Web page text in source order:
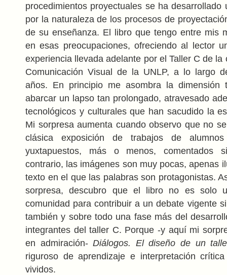
procedimientos proyectuales se ha desarrollado
por la naturaleza de los procesos de
de su enseñanza. El libro que tengo entre mis
en esas preocupaciones, ofreciendo al lector
experiencia llevada adelante por el Taller C de la
Comunicación Visual de la UNLP, a lo largo
años. En principio me asombra la dimensión
abarcar un lapso tan prolongado, atravesado
tecnológicos y culturales que han sacudido la
Mi sorpresa aumenta cuando observo que no
clásica exposición de trabajos de
yuxtapuestos, más o menos, comentados
contrario, las imágenes son muy pocas, apenas
texto en el que las palabras son protagonistas.
sorpresa, descubro que el libro no es solo
comunidad para contribuir a un debate vigente
también y sobre todo una fase más del
integrantes del taller C. Porque -y aquí mi
en admiración-Diálogos. El diseño de un
riguroso de aprendizaje e interpretación
vividos.